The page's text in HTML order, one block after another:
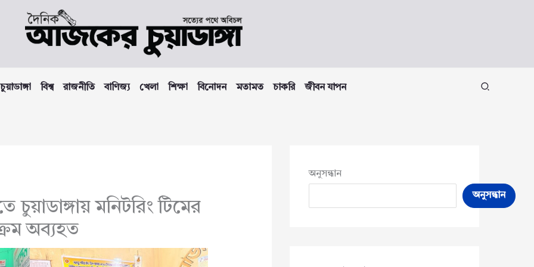
চুয়াডাঙ্গা বিশ্ব রাজনীতি বাণিজ্য খেলা শিক্ষা বিনোদন মতামত চাকরি জীবন যাপন
চুয়াডাঙ্গায় মনিটরিং টিমের
অব্যহত
অনুসন্ধান
অনুসন্ধান